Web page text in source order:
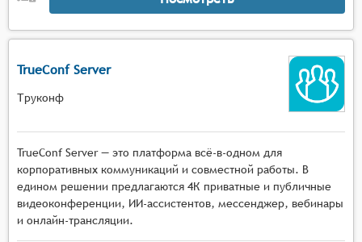
TrueConf Server
Труконф
TrueConf Server — это платформа всё-в-одном для
корпоративных коммуникаций и совместной работы. В
едином решении предлагаются 4К приватные и публичные
видеоконференции, ИИ-ассистентов, мессенджер, вебинары
и онлайн-трансляции.